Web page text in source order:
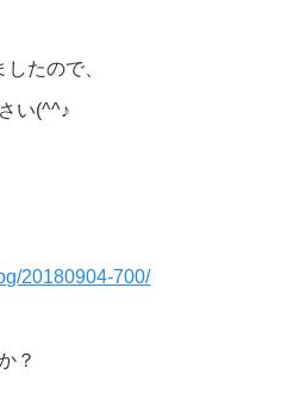
たので、
い(^^♪
20180904-700/
？